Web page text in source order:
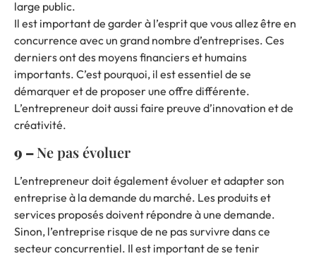
large public.
Il est important de garder à l’esprit que vous allez être en
concurrence avec un grand nombre d’entreprises. Ces
derniers ont des moyens financiers et humains
importants. C’est pourquoi, il est essentiel de se
démarquer et de proposer une offre différente.
L’entrepreneur doit aussi faire preuve d’innovation et de
créativité.
9 –Ne pas évoluer
L’entrepreneur doit également évoluer et adapter son
entreprise à la demande du marché. Les produits et
services proposés doivent répondre à une demande.
Sinon, l’entreprise risque de ne pas survivre dans ce
secteur concurrentiel. Il est important de se tenir